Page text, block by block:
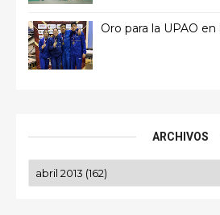
Oro para la UPAO en
ARCHIVOS